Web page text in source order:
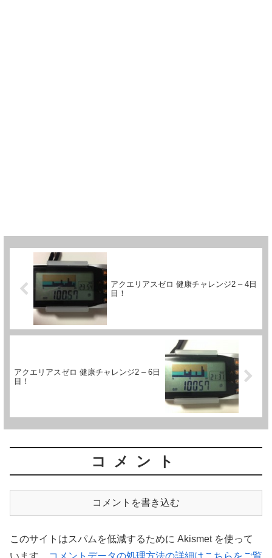
アクエリアスゼロ 健康チャレンジ2 – 4日
目！
アクエリアスゼロ 健康チャレンジ2 – 6日
目！
コメント
コメントを書き込む
このサイトはスパムを低減するために Akismet を使って
います。
コメントデータの処理方法の詳細はこちらをご覧